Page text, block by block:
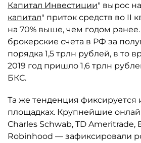
Капитал Инвестиции" вырос
капитал" приток средств во II
на 70% выше, чем годом
брокерские счета в РФ за
порядка 1,5 трлн рублей, в то
2019 год пришло 1,6 трлн
БКС.
Та же тенденция фиксируется
площадках. Крупнейшие
Charles Schwab, TD Ameritrade,
Robinhood — зафиксировали